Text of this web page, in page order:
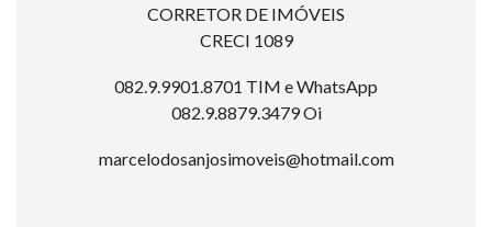
CORRETOR DE IMÓVEIS
CRECI 1089
082.9.9901.8701 TIM e WhatsApp
082.9.8879.3479 Oi
marcelodosanjosimoveis@hotmail.com